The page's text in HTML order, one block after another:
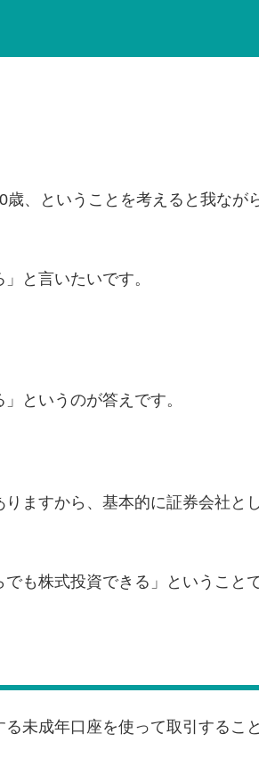
、ということを考えると我なが
と言いたいです。
というのが答えです。
ますから、基本的に証券会社と
も株式投資できる」ということ
未成年口座を使って取引するこ